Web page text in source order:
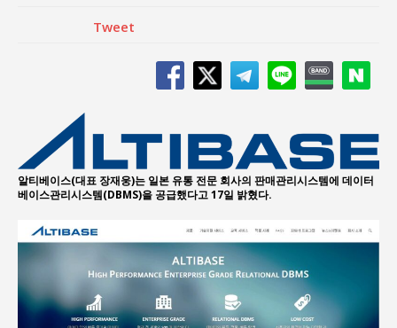
Tweet
알티베이스(대표 장재웅)는 일본 유통 전문 회사의 판매관리시스템에 데이터
베이스관리시스템(DBMS)을 공급했다고 17일 밝혔다.